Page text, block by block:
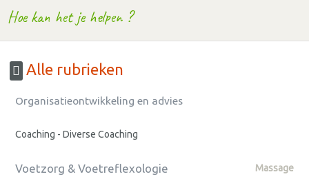
Hoe kan het je helpen ?
Alle rubrieken
Organisatieontwikkeling en advies
Coaching - Diverse Coaching
Voetzorg & Voetreflexologie Massage